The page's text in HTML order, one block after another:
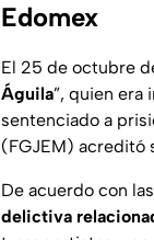
Edomex
El 25 de octubre
Águila”, quien era
sentenciado a
(FGJEM) acreditó
De acuerdo con
delictiva